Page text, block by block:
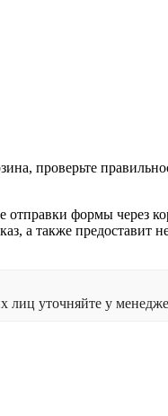
проверьте
формы через
а также
уточняйте у